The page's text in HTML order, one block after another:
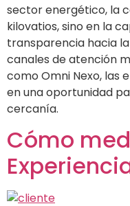
sector energético, la
kilovatios, sino en la
transparencia hacia
canales de atención
como Omni Nexo, las
en una oportunidad
cercanía.
Cómo